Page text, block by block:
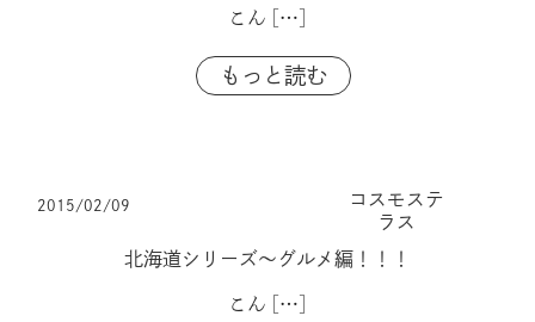
こん […]
もっと読む
2015/02/09
コスモステ
ラス
北海道シリーズ～グルメ編！！！
こん […]